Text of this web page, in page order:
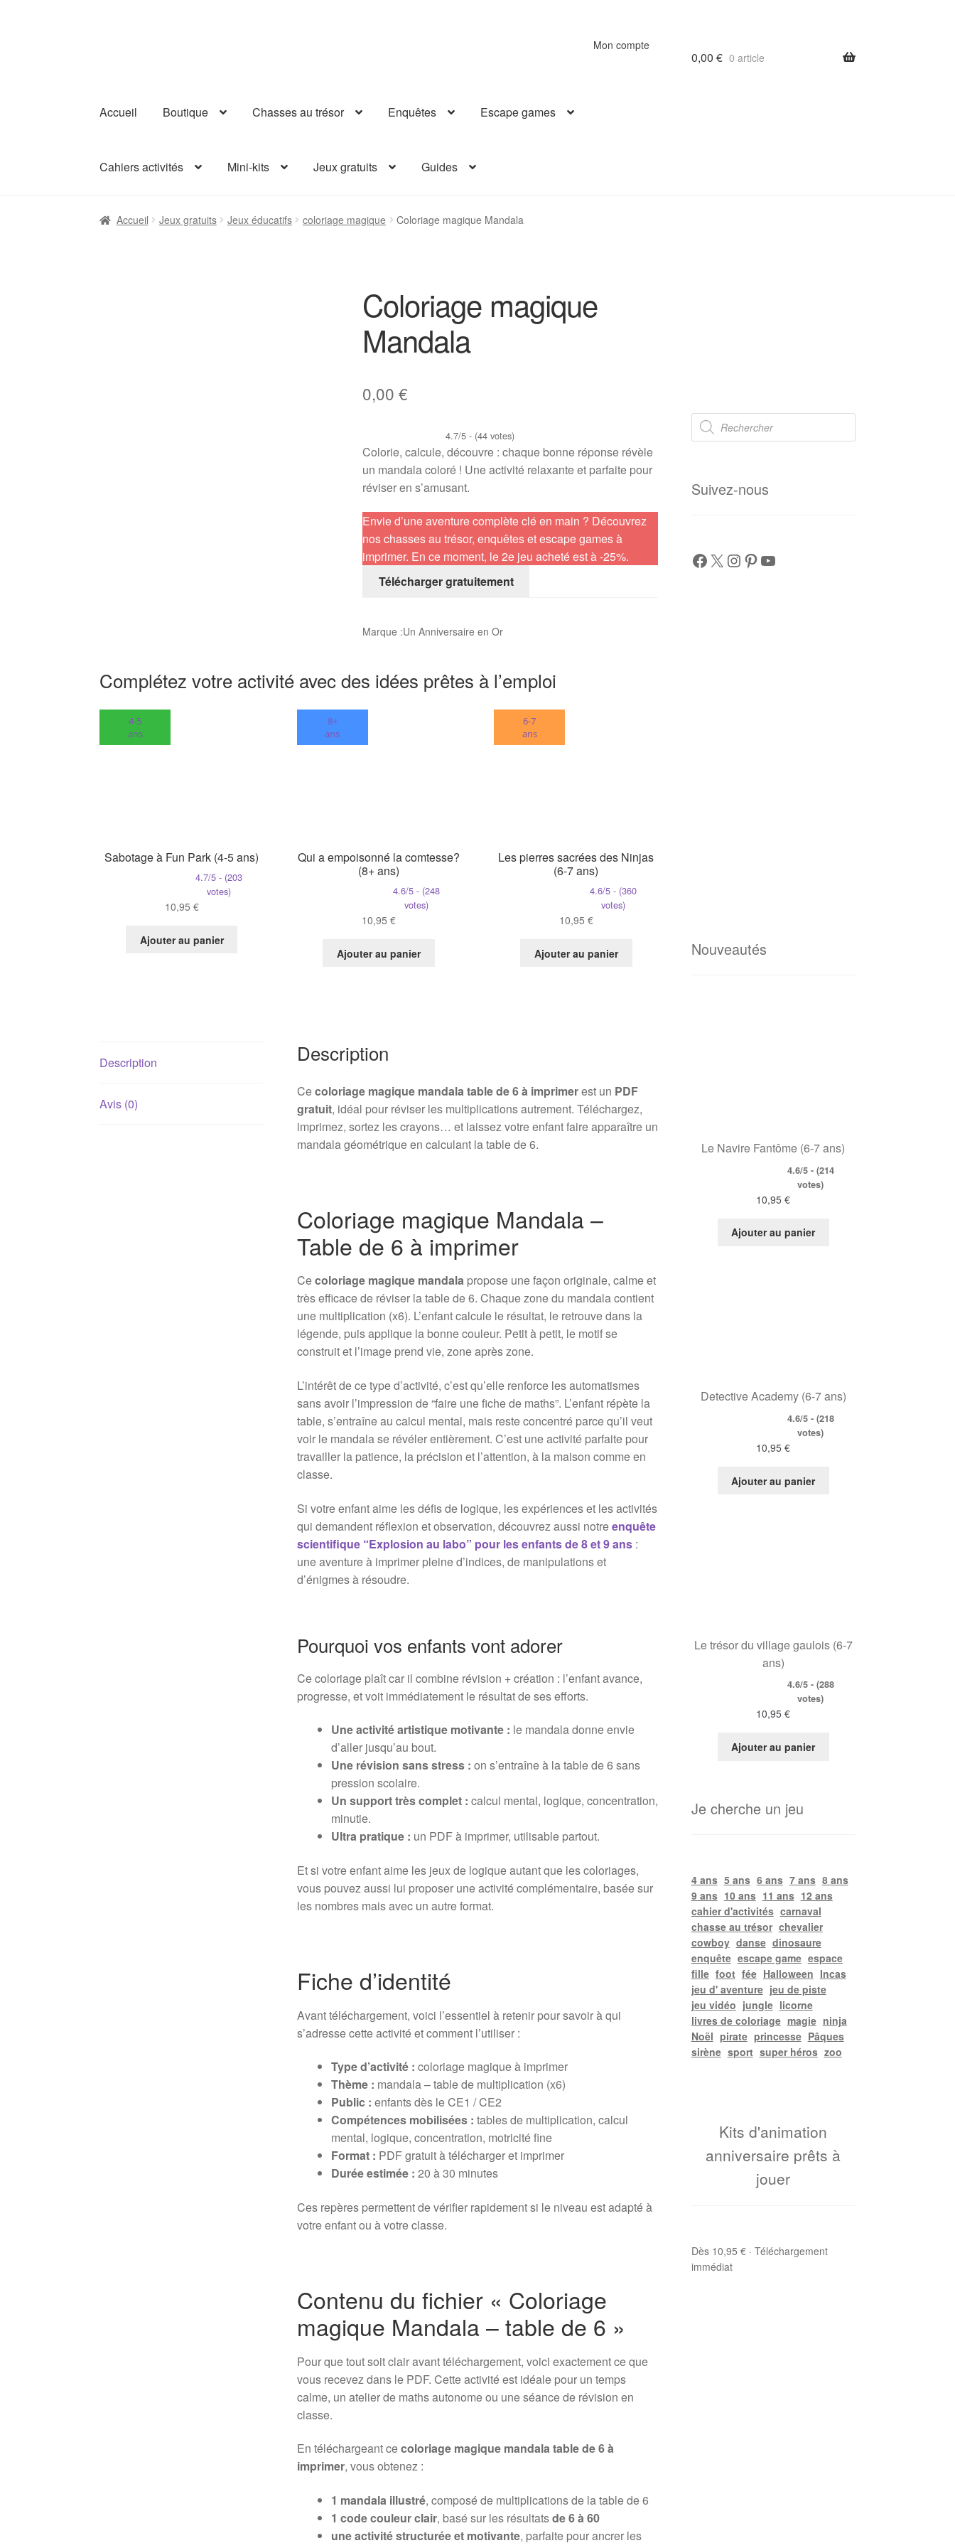
Mon compte
0,00 € 0 article
Accueil Boutique Chasses au trésor Enquêtes Escape games
Cahiers activités Mini-kits Jeux gratuits Guides
Accueil Jeux gratuits Jeux éducatifs coloriage magique Coloriage magique Mandala
Coloriage magique
Mandala
0,00€
4.7/5 - (44 votes)
Colorie, calcule, découvre : chaque bonne réponse révèle
un mandala coloré ! Une activité relaxante et parfaite pour
réviser en s’amusant.
Envie d’une aventure complète clé en main ? Découvrez
nos chasses au trésor, enquêtes et escape games à
imprimer. En ce moment, le 2e jeu acheté est à -25%.
Télécharger gratuitement
Marque :Un Anniversaire en Or
Complétez votre activité avec des idées prêtes à l’emploi
4-5
ans
Sabotage à Fun Park (4-5 ans)
4.7/5 - (203
votes)
10,95 €
Ajouter au panier
8+
ans
Qui a empoisonné la comtesse?
(8+ ans)
4.6/5 - (248
votes)
10,95€
Ajouter au panier
6-7
ans
Les pierres sacrées des Ninjas
(6-7 ans)
4.6/5 - (360
votes)
10,95 €
Ajouter au panier
Description
Avis (0)
Description
Cecoloriage magique mandala table de 6 à imprimerest un PDF
gratuit, idéal pour réviser les multiplications autrement. Téléchargez,
imprimez, sortez les crayons… et laissez votre enfant faire apparaître un
mandala géométrique en calculant la table de 6.
Coloriage magique Mandala –
Table de 6 à imprimer
Cecoloriage magique mandalapropose une façon originale, calme et
très efficace de réviser la table de 6. Chaque zone du mandala contient
une multiplication (x6). L’enfant calcule le résultat, le retrouve dans la
légende, puis applique la bonne couleur. Petit à petit, le motif se
construit et l’image prend vie, zone après zone.
L’intérêt de ce type d’activité, c’est qu’elle renforce les automatismes
sans avoir l’impression de “faire une fiche de maths”. L’enfant répète la
table, s’entraîne au calcul mental, mais reste concentré parce qu’il veut
voir le mandala se révéler entièrement. C’est une activité parfaite pour
travailler la patience, la précision et l’attention, à la maison comme en
classe.
Si votre enfant aime les défis de logique, les expériences et les activités
qui demandent réflexion et observation, découvrez aussi notreenquête
scientifique “Explosion au labo” pour les enfants de 8 et 9 ans:
une aventure à imprimer pleine d’indices, de manipulations et
d’énigmes à résoudre.
Pourquoi vos enfants vont adorer
Ce coloriage plaît car il combine révision + création : l’enfant avance,
progresse, et voit immédiatement le résultat de ses efforts.
Une activité artistique motivante : le mandala donne envie
d’aller jusqu’au bout.
Une révision sans stress : on s’entraîne à la table de 6 sans
pression scolaire.
Un support très complet : calcul mental, logique, concentration,
minutie.
Ultra pratique : un PDF à imprimer, utilisable partout.
Et si votre enfant aime les jeux de logique autant que les coloriages,
vous pouvez aussi lui proposer une activité complémentaire, basée sur
les nombres mais avec un autre format.
Fiche d’identité
Avant téléchargement, voici l’essentiel à retenir pour savoir à qui
s’adresse cette activité et comment l’utiliser :
Type d’activité : coloriage magique à imprimer
Thème : mandala – table de multiplication (x6)
Public : enfants dès le CE1 / CE2
Compétences mobilisées : tables de multiplication, calcul
mental, logique, concentration, motricité fine
Format : PDF gratuit à télécharger et imprimer
Durée estimée : 20 à 30 minutes
Ces repères permettent de vérifier rapidement si le niveau est adapté à
votre enfant ou à votre classe.
Contenu du fichier « Coloriage
magique Mandala – table de 6 »
Pour que tout soit clair avant téléchargement, voici exactement ce que
vous recevez dans le PDF. Cette activité est idéale pour un temps
calme, un atelier de maths autonome ou une séance de révision en
classe.
En téléchargeant cecoloriage magique mandala table de 6 à
imprimer, vous obtenez :
1 mandala illustré, composé de multiplications de la table de 6
1 code couleur clair, basé sur les résultatsde 6 à 60
une activité structurée et motivante, parfaite pour ancrer les
Recherche
de
produits
Suivez-nous
Facebook
X Instagram
Pinterest
YouTube
Nouveautés
Le Navire Fantôme (6-7 ans)
4.6/5 - (214
votes)
10,95€
Ajouter au panier
Detective Academy (6-7 ans)
4.6/5 - (218
votes)
10,95€
Ajouter au panier
Le trésor du village gaulois (6-7
ans)
4.6/5 - (288
votes)
10,95€
Ajouter au panier
Je cherche un jeu
4 ans 5 ans 6 ans 7 ans 8 ans
9 ans 10 ans 11 ans 12 ans
cahier d'activités carnaval
chasse au trésor chevalier
cowboy danse dinosaure
enquête escape game espace
fille foot fée Halloween Incas
jeu d' aventure jeu de piste
jeu vidéo jungle licorne
livres de coloriage magie ninja
Noël pirate princesse Pâques
sirène sport super héros zoo
Kits d'animation
anniversaire prêts à
jouer
Dès 10,95 € · Téléchargement
immédiat